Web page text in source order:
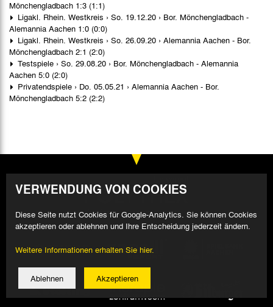
Mönchengladbach 1:3 (1:1)
Ligakl. Rhein. Westkreis › So. 19.12.20 › Bor. Mönchengladbach -
Alemannia Aachen 1:0 (0:0)
Ligakl. Rhein. Westkreis › So. 26.09.20 › Alemannia Aachen - Bor.
Mönchengladbach 2:1 (2:0)
Testspiele › So. 29.08.20 › Bor. Mönchengladbach - Alemannia
Aachen 5:0 (2:0)
Privatendspiele › Do. 05.05.21 › Alemannia Aachen - Bor.
Mönchengladbach 5:2 (2:2)
VERWENDUNG VON COOKIES
Diese Seite nutzt Cookies für Google-Analytics. Sie können Cookies
akzeptieren oder ablehnen und Ihre Entscheidung jederzeit ändern.
Weitere Informationen erhalten Sie hier.
Ablehnen Akzeptieren